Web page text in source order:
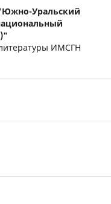
Уральский
ИМСГН